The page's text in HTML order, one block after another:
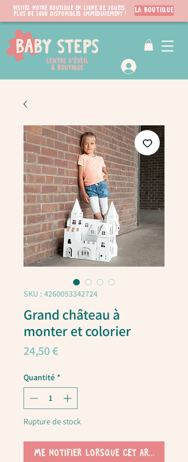
Visitez notre boutique en ligne de jouets.
PLUS de 3000 disponibles immédiatement !
LA BOUTIQUE
SKU : 4260053342724
Grand château à
monter et colorier
24,50 €Prix
Quantité *
Rupture de stock
Me notifier lorsque cet article est